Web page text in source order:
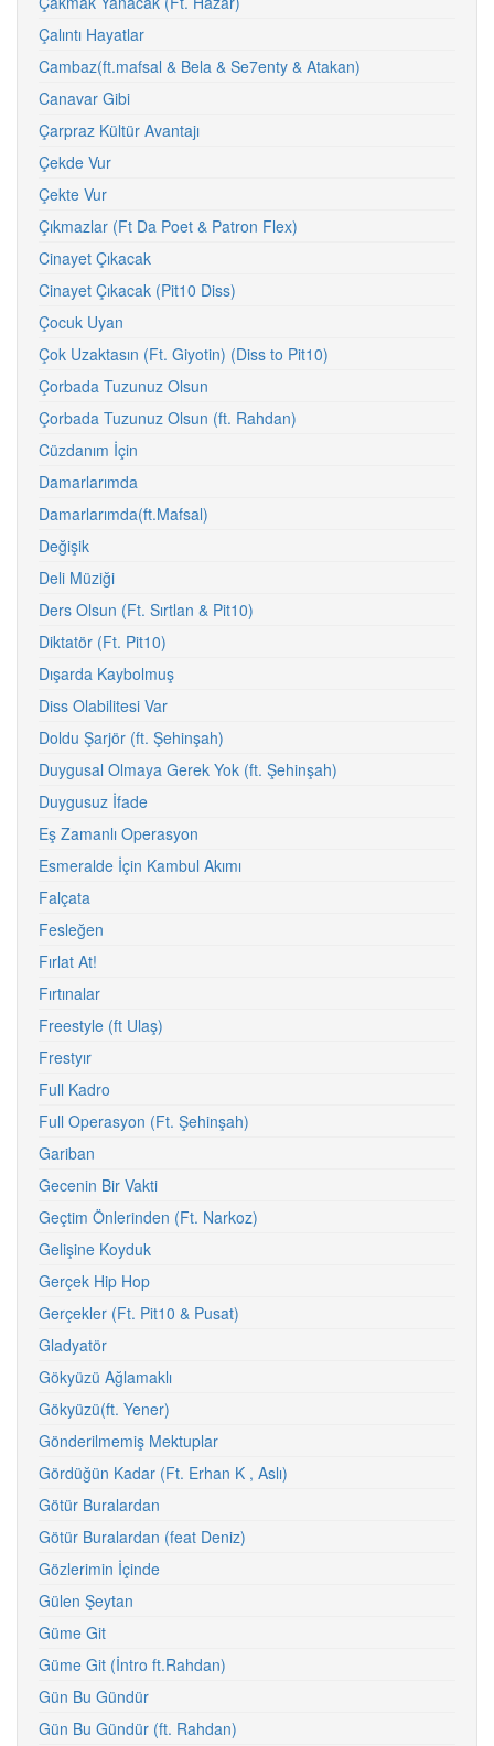
Çalıntı Hayatlar
Cambaz(ft.mafsal & Bela & Se7enty & Atakan)
Canavar Gibi
Çarpraz Kültür Avantajı
Çekde Vur
Çekte Vur
Çıkmazlar (Ft Da Poet & Patron Flex)
Cinayet Çıkacak
Cinayet Çıkacak (Pit10 Diss)
Çocuk Uyan
Çok Uzaktasın (Ft. Giyotin) (Diss to Pit10)
Çorbada Tuzunuz Olsun
Çorbada Tuzunuz Olsun (ft. Rahdan)
Cüzdanım İçin
Damarlarımda
Damarlarımda(ft.Mafsal)
Değişik
Deli Müziği
Ders Olsun (Ft. Sırtlan & Pit10)
Diktatör (Ft. Pit10)
Dışarda Kaybolmuş
Diss Olabilitesi Var
Doldu Şarjör (ft. Şehinşah)
Duygusal Olmaya Gerek Yok (ft. Şehinşah)
Duygusuz İfade
Eş Zamanlı Operasyon
Esmeralde İçin Kambul Akımı
Falçata
Fesleğen
Fırlat At!
Fırtınalar
Freestyle (ft Ulaş)
Frestyır
Full Kadro
Full Operasyon (Ft. Şehinşah)
Gariban
Gecenin Bir Vakti
Geçtim Önlerinden (Ft. Narkoz)
Gelişine Koyduk
Gerçek Hip Hop
Gerçekler (Ft. Pit10 & Pusat)
Gladyatör
Gökyüzü Ağlamaklı
Gökyüzü(ft. Yener)
Gönderilmemiş Mektuplar
Gördüğün Kadar (Ft. Erhan K , Aslı)
Götür Buralardan
Götür Buralardan (feat Deniz)
Gözlerimin İçinde
Gülen Şeytan
Güme Git
Güme Git (İntro ft.Rahdan)
Gün Bu Gündür
Gün Bu Gündür (ft. Rahdan)